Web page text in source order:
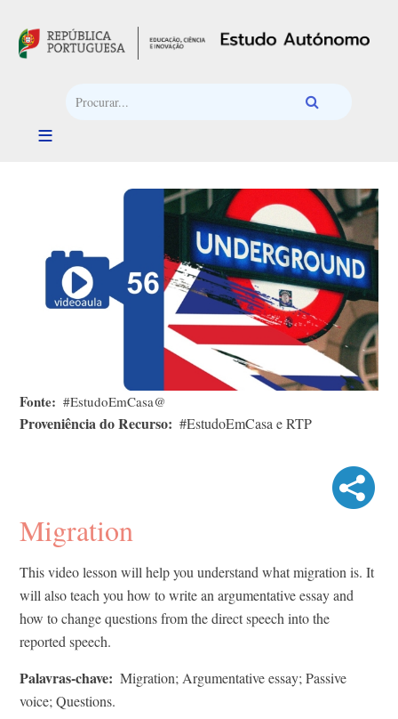
Fonte #EstudoEmCasa@
Proveniência do Recurso #EstudoEmCasa e RTP
Migration
This video lesson will help you understand what migration is. It
will also teach you how to write an argumentative essay and
how to change questions from the direct speech into the
reported speech.
Palavras-chave
Migration; Argumentative essay; Passive
voice; Questions.